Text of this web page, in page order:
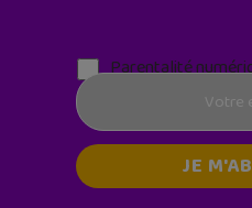
Parentalité